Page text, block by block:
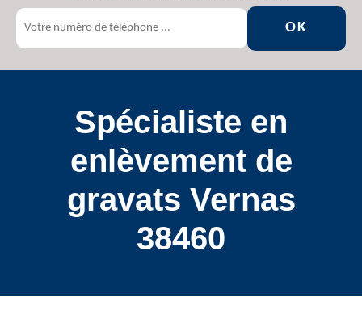
Spécialiste en
enlèvement de
gravats Vernas
38460